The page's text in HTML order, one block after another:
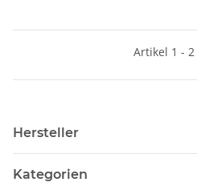
Artikel 1 - 2
Hersteller
Kategorien